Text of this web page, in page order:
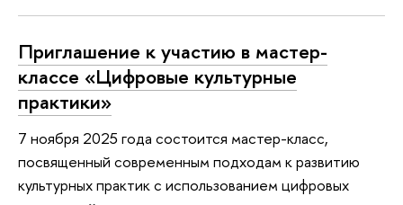
Приглашение к участию в мастер-
классе «Цифровые культурные
практики»
7 ноября 2025 года состоится мастер-класс,
посвященный современным подходам к развитию
культурных практик с использованием цифровых